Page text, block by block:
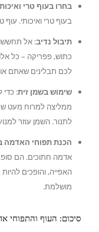
בחרו בעוף טרי
בעוף טרי ואיכותי.
תיבול נדיב: אל
כתוש, פפריקה – כל
לכם תבלינים שאתם
שימוש בשמן זית: כדי
ממליצה למרוח מעט
לתנור. השמן עוזר
הכנת תפוחי האדמה
אדמה חתוכים. הם
האפייה, והופכים
מושלמת.
סיכום: העוף והתפוחי